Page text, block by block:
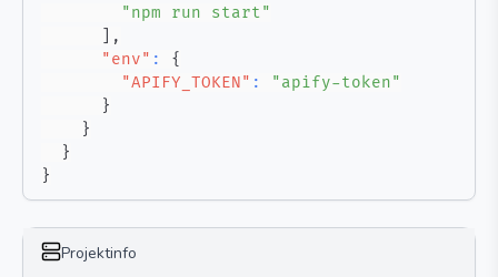
"npm run start"
,
"env" :
{
"APIFY_TOKEN" :
"apify-token"
}
}
}
}
Projektinfo